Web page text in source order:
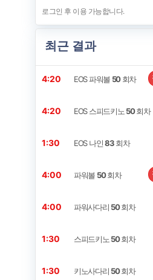
최근 결과
4:20 EOS 파워볼 50회차
4:20 EOS 스피드키노 50회차
1:30 EOS 나인83회차
4:00 파워볼 50회차
4:00 파워사다리 50회차
1:30 스피드키노 50회차
1:30 키노사다리 50회차